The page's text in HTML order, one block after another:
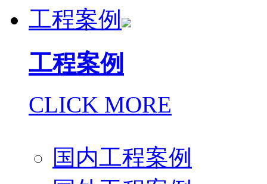
工程案例
工程案例
CLICK MORE
国内工程案例